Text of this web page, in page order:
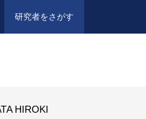
研究者をさがす
HIROKI